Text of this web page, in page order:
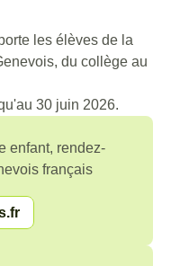
les élèves de la
du collège au
30 juin 2026.
enfant, rendez-
français